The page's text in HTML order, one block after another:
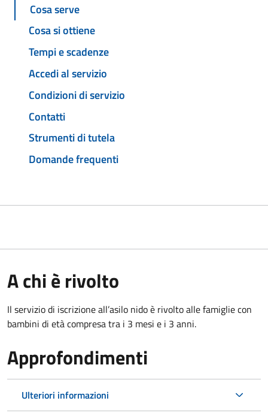
Cosa serve
Cosa si ottiene
Tempi e scadenze
Accedi al servizio
Condizioni di servizio
Contatti
Strumenti di tutela
Domande frequenti
A chi è rivolto
Il servizio di iscrizione all’asilo nido è rivolto alle famiglie con
bambini di età compresa tra i 3 mesi e i 3 anni.
Approfondimenti
Ulteriori informazioni